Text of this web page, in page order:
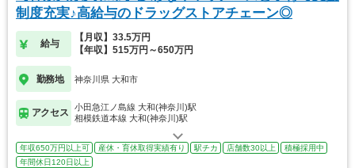
制度充実♪高給与のドラッグストアチェーン◎
給与
【月収】33.5万円
【年収】515万円～650万円
勤務地 神奈川県 大和市
アクセス
小田急江ノ島線 大和(神奈川)駅
相模鉄道本線 大和(神奈川)駅
年収650万円以上可 産休・育休取得実績有り 駅チカ 店舗数30以上
積極採用中
年間休日120日以上